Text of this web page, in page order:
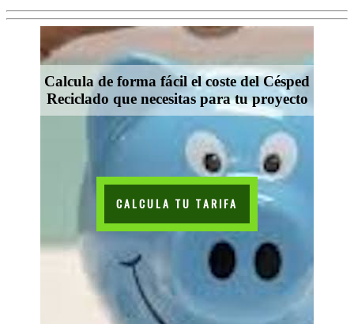
Calcula de forma fácil el coste del Césped
Reciclado que necesitas para tu proyecto
CALCULA TU TARIFA